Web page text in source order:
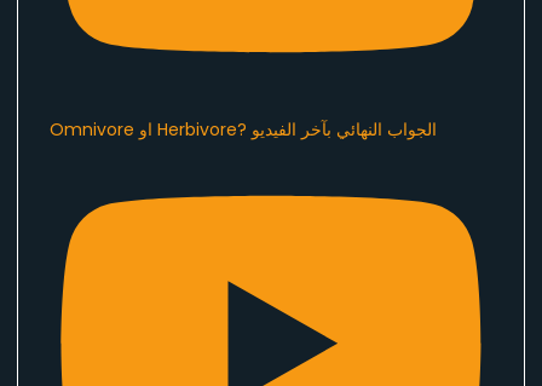
Omnivore او Herbivore? الجواب النهائي بآخر الفيديو